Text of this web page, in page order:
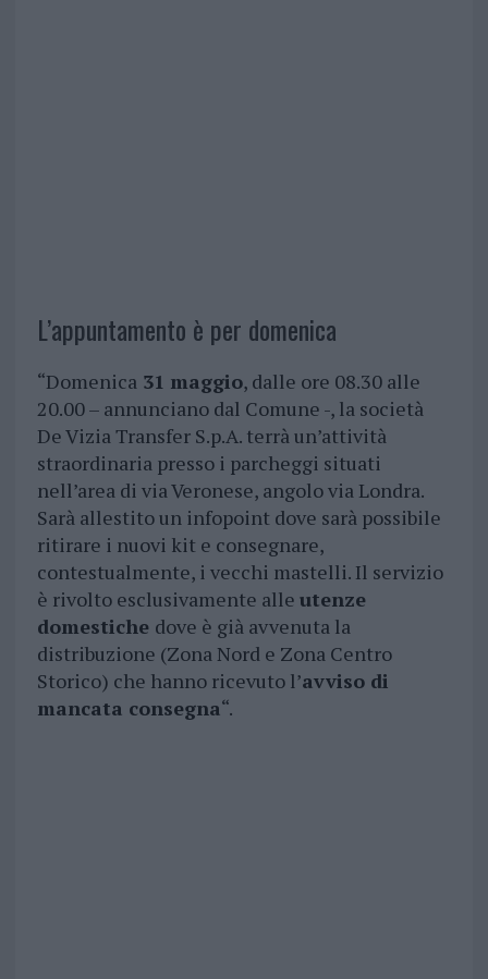
L’appuntamento è per domenica
“Domenica31 maggio, dalle ore 08.30 alle
20.00 – annunciano dal Comune -, la società
De Vizia Transfer S.p.A. terrà un’attività
straordinaria presso i parcheggi situati
nell’area di via Veronese, angolo via Londra.
Sarà allestito un infopoint dove sarà possibile
ritirare i nuovi kit e consegnare,
contestualmente, i vecchi mastelli. Il servizio
è rivolto esclusivamente alle utenze
domestiche dove è già avvenuta la
distribuzione (Zona Nord e Zona Centro
Storico) che hanno ricevuto l’avviso di
mancata consegna“.